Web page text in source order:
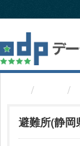
キ
プ
し
て
避難所(静岡